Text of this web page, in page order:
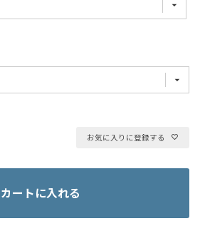
お気に入りに登録する
カートに入れる